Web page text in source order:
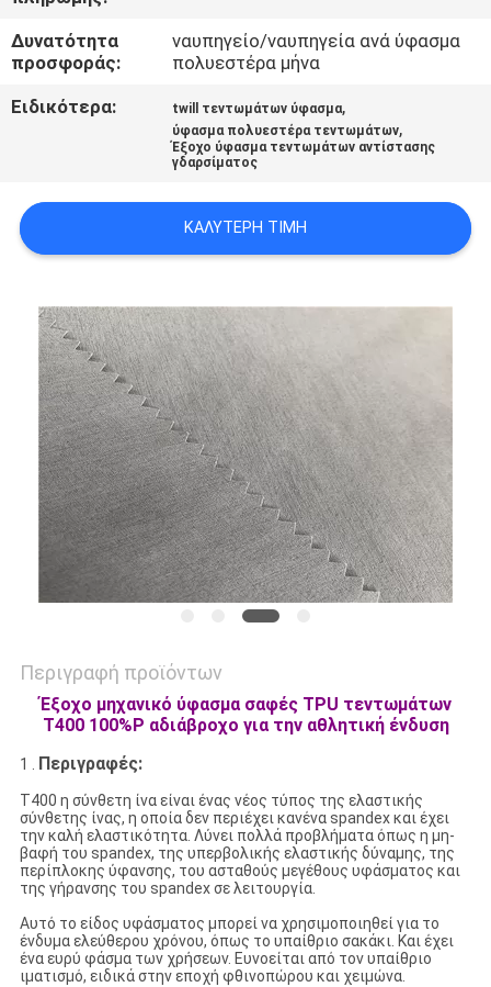
COMPANY
SITEMAP
PRIVACY
POLICY
Δυνατότητα
προσφοράς:
ναυπηγείο/ναυπηγεία ανά ύφασμα
πολυεστέρα μήνα
Ειδικότερα:
twill τεντωμάτων ύφασμα,
ύφασμα πολυεστέρα τεντωμάτων,
Έξοχο ύφασμα τεντωμάτων αντίστασης
γδαρσίματος
ΚΑΛΎΤΕΡΗ ΤΙΜΉ
Περιγραφή προϊόντων
Έξοχο μηχανικό ύφασμα σαφές TPU τεντωμάτων
T400 100%P αδιάβροχο για την αθλητική ένδυση
1 . Περιγραφές:
T400 η σύνθετη ίνα είναι ένας νέος τύπος της ελαστικής
σύνθετης ίνας, η οποία δεν περιέχει κανένα spandex και έχει
την καλή ελαστικότητα. Λύνει πολλά προβλήματα όπως η μη-
βαφή του spandex, της υπερβολικής ελαστικής δύναμης, της
περίπλοκης ύφανσης, του ασταθούς μεγέθους υφάσματος και
της γήρανσης του spandex σε λειτουργία.
Αυτό το είδος υφάσματος μπορεί να χρησιμοποιηθεί για το
ένδυμα ελεύθερου χρόνου, όπως το υπαίθριο σακάκι. Και έχει
ένα ευρύ φάσμα των χρήσεων. Ευνοείται από τον υπαίθριο
ιματισμό, ειδικά στην εποχή φθινοπώρου και χειμώνα.